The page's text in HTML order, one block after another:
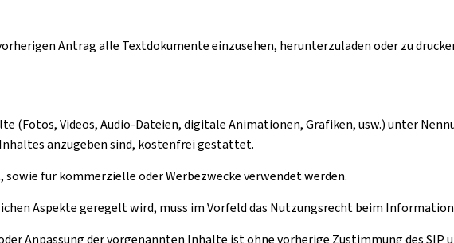
Antrag alle Textdokumente einzusehen, herunterzuladen oder zu
(Fotos, Videos, Audio-Dateien, digitale Animationen, Grafiken, usw.) unter
anzugeben sind, kostenfrei gestattet.
für kommerzielle oder Werbezwecke verwendet werden.
Aspekte geregelt wird, muss im Vorfeld das Nutzungsrecht beim
Anpassung der vorgenannten Inhalte ist ohne vorherige Zustimmung des SIP